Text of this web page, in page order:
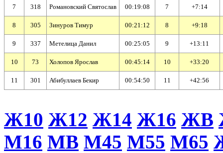
7 318 Романовский Святослав 00:19:08 7 +7:14
8 305 Зинуров Тимур 00:21:12 8 +9:18
9 337 Метелица Данил 00:25:05 9 +13:11
10 73 Холопов Ярослав 00:45:14 10 +33:20
11 301 Абибуллаев Бекир 00:54:50 11 +42:56
Ж10 Ж12 Ж14 Ж16 ЖВ
М16 МВ М45 М55 М65